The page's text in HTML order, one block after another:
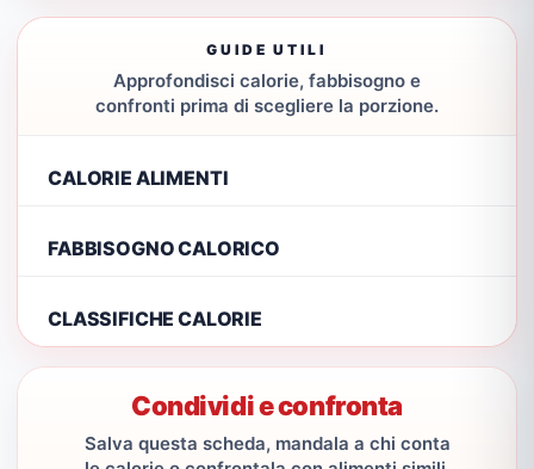
GUIDE UTILI
Approfondisci calorie, fabbisogno e
confronti prima di scegliere la porzione.
CALORIE ALIMENTI
FABBISOGNO CALORICO
CLASSIFICHE CALORIE
Condividi e confronta
Salva questa scheda, mandala a chi conta